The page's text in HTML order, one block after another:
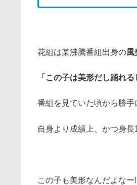
花組は某沸騰番組出身の風
「この子は美形だし踊れ
番組を見ていた頃から勝手
自身より成績上、かつ身
この子も美形なんだよな